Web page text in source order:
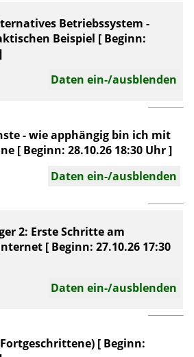
Betriebssystem -
Beispiel [ Beginn:
Daten ein-/ausblenden
- wie apphängig bin ich mit
[ Beginn: 28.10.26 18:30 Uhr ]
Daten ein-/ausblenden
2: Erste Schritte am
[ Beginn: 27.10.26 17:30
Daten ein-/ausblenden
[ Beginn: